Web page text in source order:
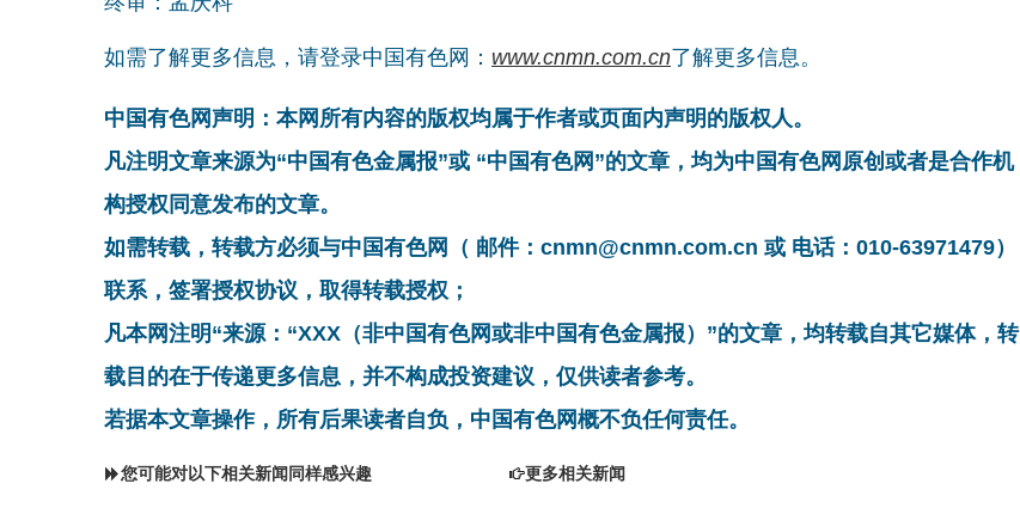
如需了解更多信息，请登录中国有色网： www.cnmn.com.cn了解更多信息。
中国有色网声明：本网所有内容的版权均属于作者或页面内声明的版权人。
凡注明文章来源为“中国有色金属报”或 “中国有色网”的文章，均为中国有色网原创或者是合作机
构授权同意发布的文章。
如需转载，转载方必须与中国有色网（ 邮件：cnmn@cnmn.com.cn 或 电话：010-63971479）
联系，签署授权协议，取得转载授权；
凡本网注明“来源：“XXX（非中国有色网或非中国有色金属报）”的文章，均转载自其它媒体，转
载目的在于传递更多信息，并不构成投资建议，仅供读者参考。
若据本文章操作，所有后果读者自负，中国有色网概不负任何责任。
您可能对以下相关新闻同样感兴趣 更多相关新闻